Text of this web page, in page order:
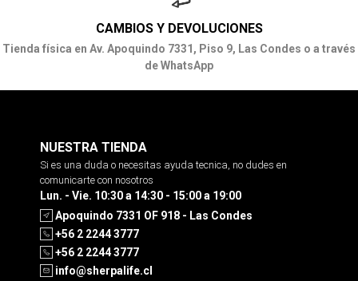
CAMBIOS Y DEVOLUCIONES
Tienda física en Av. Apoquindo 7331, Piso 9, Las Condes o a través
de WhatsApp
NUESTRA TIENDA
Si es una duda o necesitas ayuda tecnica, no dudes en
comunicarte con nosotros
Lun. - Vie. 10:30 a 14:30 - 15:00 a 19:00
Apoquindo 7331 OF 918 - Las Condes
+56 2 2244 3777
+56 2 2244 3777
info@sherpalife.cl